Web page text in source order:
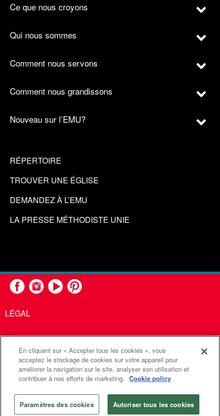
Ce que nous croyons
Qui nous sommes
Comment nous servons
Comment nous grandissons
Nouveau sur l’EMU?
RÉPERTOIRE
TROUVER UNE ÉGLISE
DEMANDEZ À L’EMU
LA PRESSE MÉTHODISTE UNIE
LÉGAL
United Methodist Communications est une agence de l'Église
Méthodiste Unie
Communications Méthodistes Unies. Tous droits
réservés
En cliquant sur « Accepter tous les cookies », vous
acceptez le stockage de cookies sur votre appareil pour
améliorer la navigation sur le site, analyser son utilisation et
contribuer à nos efforts de marketing. Cookie policy
Paramètres des cookies Autoriser tous les cookies